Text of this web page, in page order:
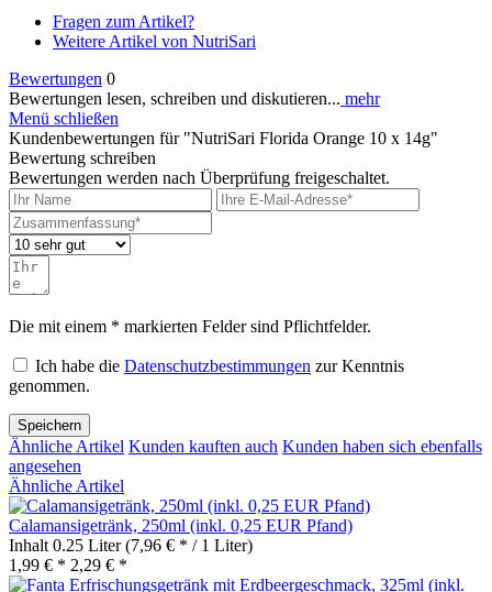
Fragen zum Artikel?
Weitere Artikel von NutriSari
Bewertungen 0
Bewertungen lesen, schreiben und diskutieren... mehr
Menü schließen
Kundenbewertungen für "NutriSari Florida Orange 10 x 14g"
Bewertung schreiben
Bewertungen werden nach Überprüfung freigeschaltet.
Die mit einem * markierten Felder sind Pflichtfelder.
Ich habe die Datenschutzbestimmungen zur Kenntnis
genommen.
Speichern
Ähnliche Artikel Kunden kauften auch Kunden haben sich ebenfalls
angesehen
Ähnliche Artikel
Calamansigetränk, 250ml (inkl. 0,25 EUR Pfand)
Inhalt 0.25 Liter(7,96 € * / 1 Liter)
1,99 € * 2,29 € *